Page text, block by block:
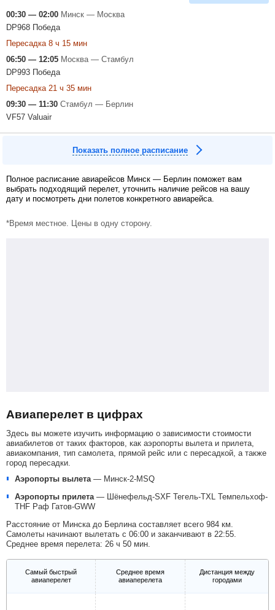
00:30 — 02:00 Минск — Москва
DP968 Победа
Пересадка 8 ч 15 мин
06:50 — 12:05 Москва — Стамбул
DP993 Победа
Пересадка 21 ч 35 мин
09:30 — 11:30 Стамбул — Берлин
VF57 Valuair
Показать полное расписание
Полное расписание авиарейсов Минск — Берлин поможет вам
выбрать подходящий перелет, уточнить наличие рейсов на вашу
дату и посмотреть дни полетов конкретного авиарейса.
*Время местное. Цены в одну сторону.
Авиаперелет в цифрах
Здесь вы можете изучить информацию о зависимости стоимости
авиабилетов от таких факторов, как аэропорты вылета и прилета,
авиакомпания, тип самолета, прямой рейс или с пересадкой, а также
город пересадки.
Аэропорты вылета — Минск-2-MSQ
Аэропорты прилета — Шёнефельд-SXF Тегель-TXL Темпельхоф-
THF Раф Гатов-GWW
Расстояние от Минска до Берлина составляет всего 984 км.
Самолеты начинают вылетать с 06:00 и заканчивают в 22:55.
Среднее время перелета: 26 ч 50 мин.
Самый быстрый
авиаперелет
Среднее время
авиаперелета
Дистанция между
городами